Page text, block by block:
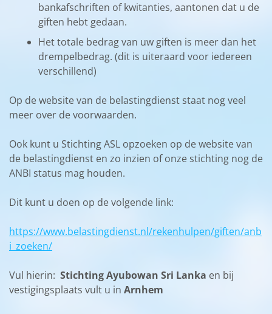
bankafschriften of kwitanties, aantonen dat u de
giften hebt gedaan.
Het totale bedrag van uw giften is meer dan het
drempelbedrag. (dit is uiteraard voor iedereen
verschillend)
Op de website van de belastingdienst staat nog veel
meer over de voorwaarden.
Ook kunt u Stichting ASL opzoeken op de website van
de belastingdienst en zo inzien of onze stichting nog de
ANBI status mag houden.
Dit kunt u doen op de volgende link:
https://www.belastingdienst.nl/rekenhulpen/giften/anb
i_zoeken/
Vul hierin: Stichting Ayubowan Sri Lanka en bij
vestigingsplaats vult u in Arnhem